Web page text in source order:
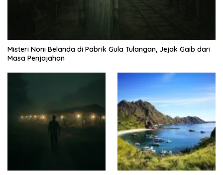
Misteri Noni Belanda di Pabrik Gula Tulangan, Jejak Gaib dari
Masa Penjajahan